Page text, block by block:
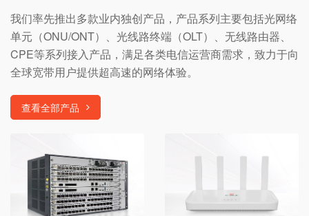
我们率先推出多款业内独创产品，产品系列主要包括光网络
单元（ONU/ONT）、光线路终端（OLT）、无线路由器、
CPE等系列接入产品，满足各类电信运营商需求，致力于向
全球宽带用户提供超高速的网络体验。
查看全部产品